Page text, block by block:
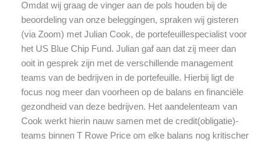
Omdat wij graag de vinger aan de pols houden bij de
beoordeling van onze beleggingen, spraken wij gisteren
(via Zoom) met Julian Cook, de portefeuillespecialist voor
het US Blue Chip Fund. Julian gaf aan dat zij meer dan
ooit in gesprek zijn met de verschillende management
teams van de bedrijven in de portefeuille. Hierbij ligt de
focus nog meer dan voorheen op de balans en financiële
gezondheid van deze bedrijven. Het aandelenteam van
Cook werkt hierin nauw samen met de credit(obligatie)-
teams binnen T Rowe Price om elke balans nog kritischer